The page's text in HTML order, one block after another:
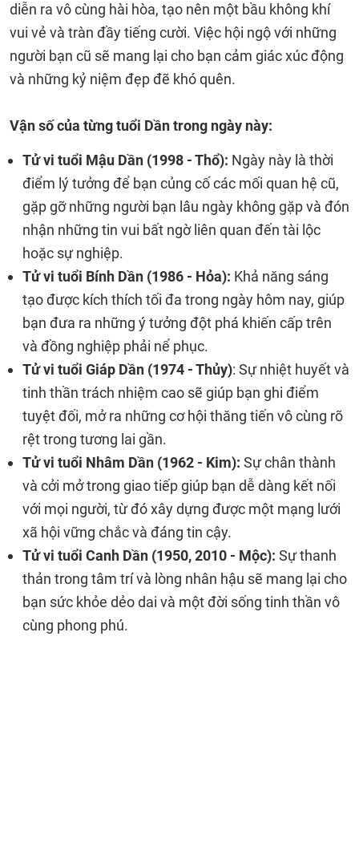
diễn ra vô cùng hài hòa, tạo nên một bầu không khí
vui vẻ và tràn đầy tiếng cười. Việc hội ngộ với những
người bạn cũ sẽ mang lại cho bạn cảm giác xúc động
và những kỷ niệm đẹp đẽ khó quên.
Vận số của từng tuổi Dần trong ngày này:
Tử vi tuổi Mậu Dần (1998 - Thổ): Ngày này là thời
điểm lý tưởng để bạn củng cố các mối quan hệ cũ,
gặp gỡ những người bạn lâu ngày không gặp và đón
nhận những tin vui bất ngờ liên quan đến tài lộc
hoặc sự nghiệp.
Tử vi tuổi Bính Dần (1986 - Hỏa): Khả năng sáng
tạo được kích thích tối đa trong ngày hôm nay, giúp
bạn đưa ra những ý tưởng đột phá khiến cấp trên
và đồng nghiệp phải nể phục.
Tử vi tuổi Giáp Dần (1974 - Thủy): Sự nhiệt huyết và
tinh thần trách nhiệm cao sẽ giúp bạn ghi điểm
tuyệt đối, mở ra những cơ hội thăng tiến vô cùng rõ
rệt trong tương lai gần.
Tử vi tuổi Nhâm Dần (1962 - Kim): Sự chân thành
và cởi mở trong giao tiếp giúp bạn dễ dàng kết nối
với mọi người, từ đó xây dựng được một mạng lưới
xã hội vững chắc và đáng tin cậy.
Tử vi tuổi Canh Dần (1950, 2010 - Mộc): Sự thanh
thản trong tâm trí và lòng nhân hậu sẽ mang lại cho
bạn sức khỏe dẻo dai và một đời sống tinh thần vô
cùng phong phú.